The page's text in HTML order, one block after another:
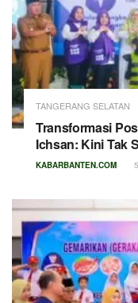
TANGERANG SELATAN
Transformasi
Ichsan: Kini Tak
KABARBANTEN.COM